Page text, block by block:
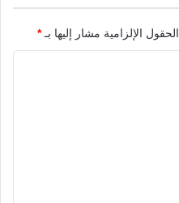
الحقول الإلزامية مشار إليها بـ*